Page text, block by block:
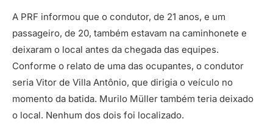
A PRF informou que o condutor, de 21 anos, e um
passageiro, de 20, também estavam na caminhonete e
deixaram o local antes da chegada das equipes.
Conforme o relato de uma das ocupantes, o condutor
seria Vitor de Villa Antônio, que dirigia o veículo no
momento da batida. Murilo Müller também teria deixado
o local. Nenhum dos dois foi localizado.